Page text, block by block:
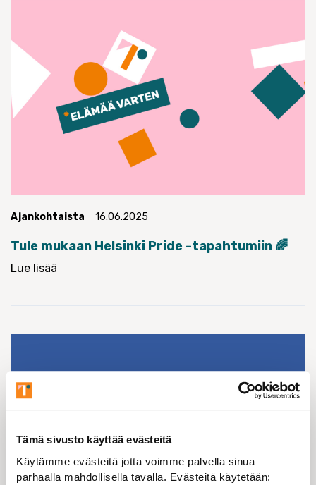
Tämä sivusto käyttää evästeitä
Käytämme evästeitä jotta voimme palvella sinua
parhaalla mahdollisella tavalla. Evästeitä käytetään:
Ajankohtaista 16.06.2025
Tule mukaan Helsinki Pride -tapahtumiin 🌈
Lue lisää